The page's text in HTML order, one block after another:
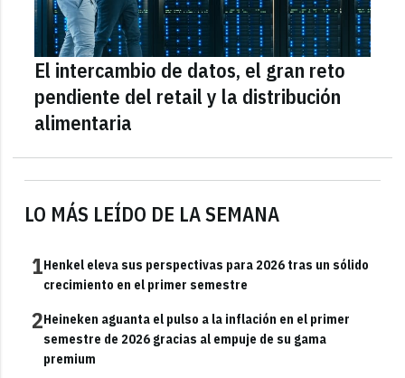
LO MÁS LEÍDO DE LA SEMANA
1Henkel eleva sus perspectivas para 2026 tras un sólido
crecimiento en el primer semestre
2Heineken aguanta el pulso a la inflación en el primer
semestre de 2026 gracias al empuje de su gama
premium
El intercambio de datos, el gran reto
pendiente del retail y la distribución
alimentaria